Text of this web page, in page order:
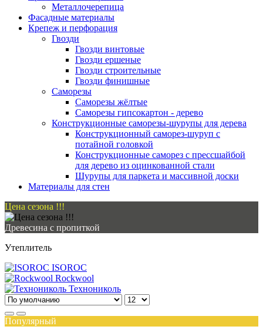
Металлочерепица
Фасадные материалы
Крепеж и перфорация
Гвозди
Гвозди винтовые
Гвозди ершеные
Гвозди строительные
Гвозди финишные
Саморезы
Саморезы жёлтые
Саморезы гипсокартон - дерево
Конструкционные саморезы-шурупы для дерева
Конструкционный саморез-шуруп с
потайной головкой
Конструкционные саморез с прессшайбой
для дерево из оцинкованной стали
Шурупы для паркета и массивной доски
Материалы для стен
Цена сезона !!!
Древесина с пропиткой
Утеплитель
ISOROC
Rockwool
Технониколь
Популярный